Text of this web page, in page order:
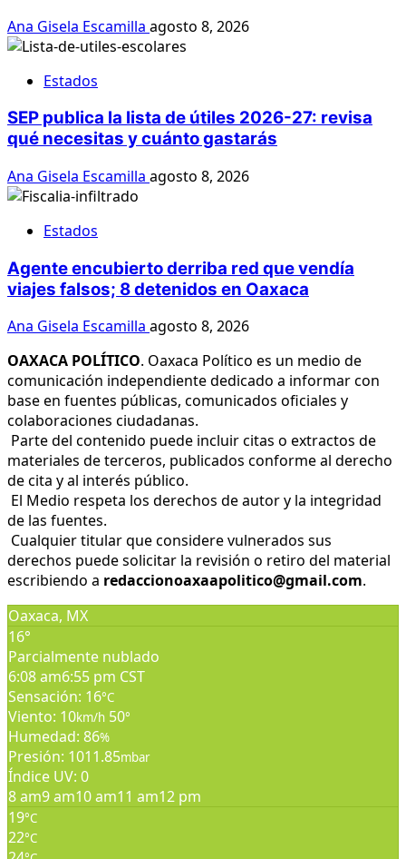
Ana Gisela Escamilla agosto 8, 2026
Estados
SEP publica la lista de útiles 2026-27: revisa
qué necesitas y cuánto gastarás
Ana Gisela Escamilla agosto 8, 2026
Estados
Agente encubierto derriba red que vendía
viajes falsos; 8 detenidos en Oaxaca
Ana Gisela Escamilla agosto 8, 2026
OAXACA POLÍTICO. Oaxaca Político es un medio de
comunicación independiente dedicado a informar con
base en fuentes públicas, comunicados oficiales y
colaboraciones ciudadanas.
Parte del contenido puede incluir citas o extractos de
materiales de terceros, publicados conforme al derecho
de cita y al interés público.
El Medio respeta los derechos de autor y la integridad
de las fuentes.
Cualquier titular que considere vulnerados sus
derechos puede solicitar la revisión o retiro del material
escribiendo a redaccionoaxaapolitico@gmail.com.
Oaxaca, MX
16°
Parcialmente nublado
6:08 am6:55 pm CST
Sensación: 16°C
Viento: 10km/h 50°
Humedad: 86%
Presión: 1011.85mbar
Índice UV: 0
8 am9 am10 am11 am12 pm
19°C
22°C